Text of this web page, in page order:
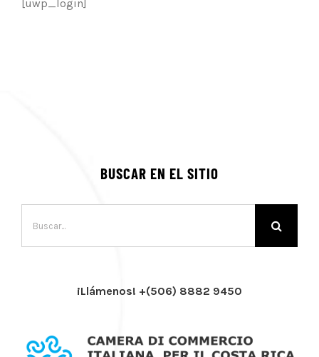
[uwp_login]
BUSCAR EN EL SITIO
¡Llámenos! +(506) 8882 9450